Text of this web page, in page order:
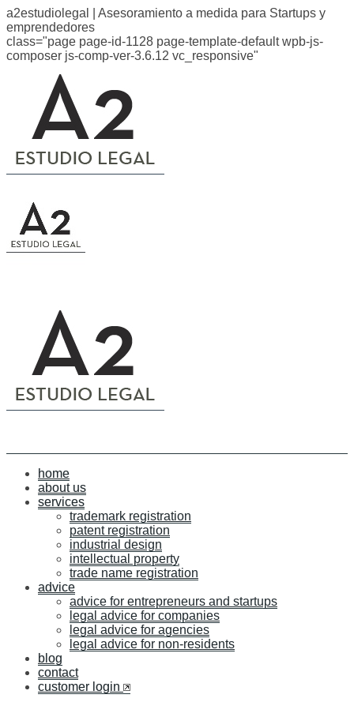
a2estudiolegal | Asesoramiento a medida para Startups y
emprendedores
class="page page-id-1128 page-template-default wpb-js-
composer js-comp-ver-3.6.12 vc_responsive"
home
about us
services
trademark registration
patent registration
industrial design
intellectual property
trade name registration
advice
advice for entrepreneurs and startups
legal advice for companies
legal advice for agencies
legal advice for non-residents
blog
contact
customer login